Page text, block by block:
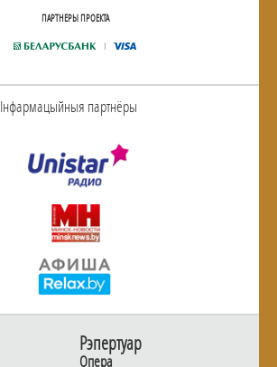
ПАРТНЕРЫ ПРОЕКТА
Інфармацыйныя партнёры
Рэпертуар
Опера